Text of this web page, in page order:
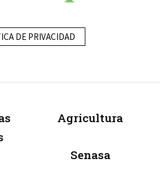
DE PRIVACIDAD
Agricultura
Senasa